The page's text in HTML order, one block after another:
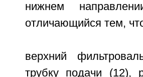
нижнем
отличающийся тем,
верхний
трубку подачи (12),